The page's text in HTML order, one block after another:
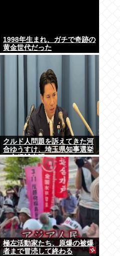
1998年生まれ、ガチで奇跡の
黄金世代だった
クルド人問題を訴えてきた河
合ゆうすけ、埼玉県知事選挙
に立候補表明www
極左活動家たち、原爆の被爆
者まで冒涜して終わる